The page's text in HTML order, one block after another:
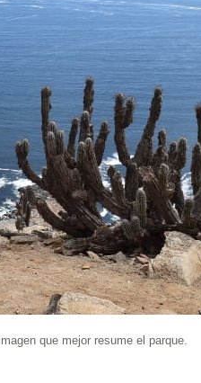
que mejor resume el parque.